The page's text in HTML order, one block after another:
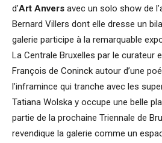
d’Art Anvers avec un solo show de
Bernard Villers dont elle dresse un
galerie participe à la remarquable
La Centrale Bruxelles par le curateur
François de Coninck autour d’une
l’inframince qui tranche avec les
Tatiana Wolska y occupe une belle
partie de la prochaine Triennale de
revendique la galerie comme un